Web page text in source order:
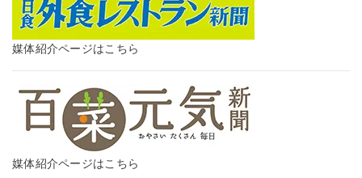
媒体紹介ページはこちら
媒体紹介ページはこちら